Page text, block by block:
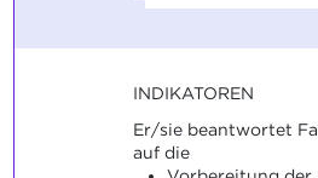
INDIKATOREN
Er/sie beantwortet
auf die